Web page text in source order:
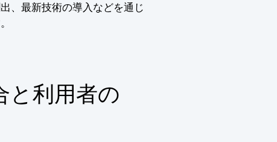
、最新技術の導入などを通じ
と利用者の